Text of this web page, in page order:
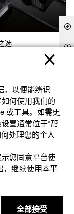
选
，以便能辨识
何使⽤我们的
或⼯具。如需更
置通常位于“帮
处理您的个⼈
您同意平台使
，继续使⽤本平
全部接受